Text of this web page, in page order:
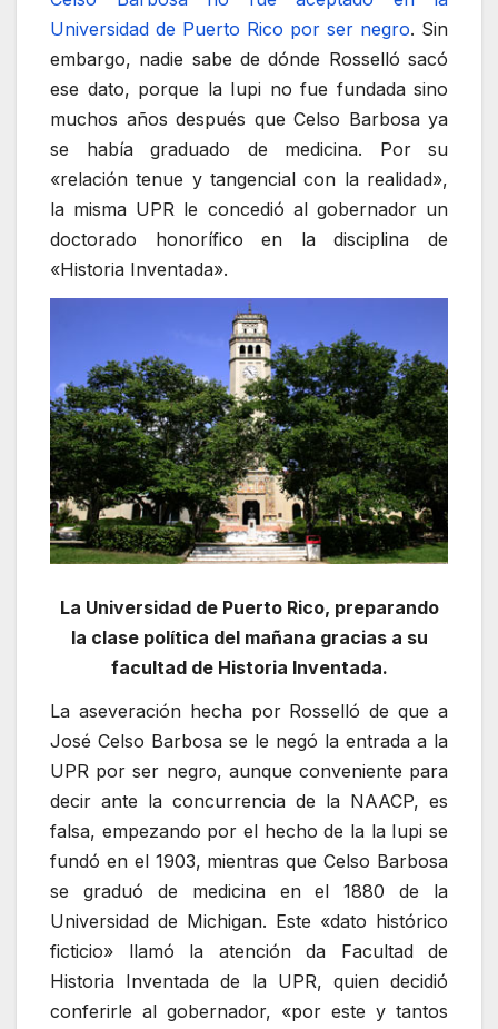
Universidad de Puerto Rico por ser negro. Sin
embargo, nadie sabe de dónde Rosselló sacó
ese dato, porque la Iupi no fue fundada sino
muchos años después que Celso Barbosa ya
se había graduado de medicina. Por su
«relación tenue y tangencial con la realidad»,
la misma UPR le concedió al gobernador un
doctorado honorífico en la disciplina de
«Historia Inventada».
La Universidad de Puerto Rico, preparando
la clase política del mañana gracias a su
facultad de Historia Inventada.
La aseveración hecha por Rosselló de que a
José Celso Barbosa se le negó la entrada a la
UPR por ser negro, aunque conveniente para
decir ante la concurrencia de la NAACP, es
falsa, empezando por el hecho de la la Iupi se
fundó en el 1903, mientras que Celso Barbosa
se graduó de medicina en el 1880 de la
Universidad de Michigan. Este «dato histórico
ficticio» llamó la atención da Facultad de
Historia Inventada de la UPR, quien decidió
conferirle al gobernador, «por este y tantos